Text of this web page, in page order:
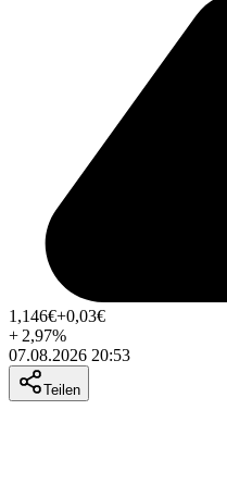
1,146€+0,03€
+ 2,97%
07.08.2026 20:53
Teilen